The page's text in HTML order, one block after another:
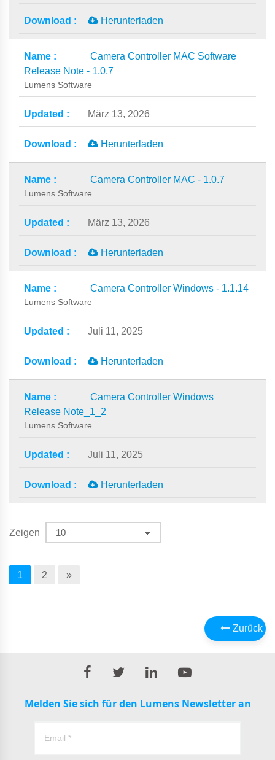
Herunterladen
Camera Controller MAC Software
Release Note - 1.0.7
Lumens Software
März 13, 2026
Herunterladen
Camera Controller MAC - 1.0.7
Lumens Software
März 13, 2026
Herunterladen
Camera Controller Windows - 1.1.14
Lumens Software
Juli 11, 2025
Herunterladen
Camera Controller Windows
Release Note_1_2
Lumens Software
Juli 11, 2025
Herunterladen
Zeigen
1 2 »
Zurück
Melden Sie sich für den Lumens Newsletter an